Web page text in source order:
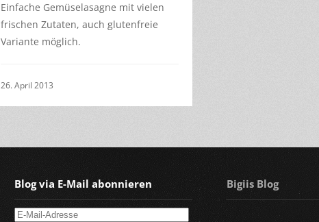
Einfache Gemüselasagne mit vielen
frischen Zutaten, auch glutenfreie
Variante möglich.
26. April 2013
Blog via E-Mail abonnieren
E-
Bigiis Blog